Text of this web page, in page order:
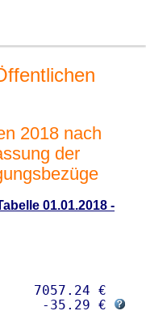
2018 nach
der
01.01.2018 -
7057.24 €
-35.29 €